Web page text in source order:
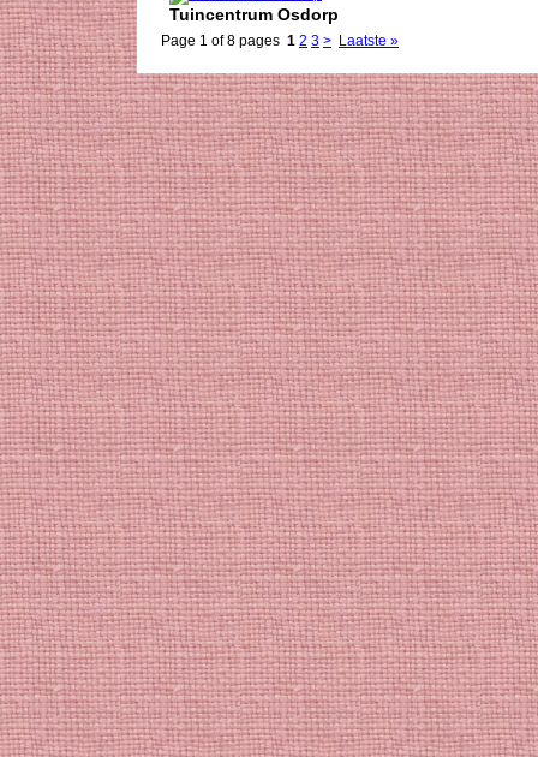
Tuincentrum Osdorp
Page 1 of 8 pages 1 2 3 > Laatste »